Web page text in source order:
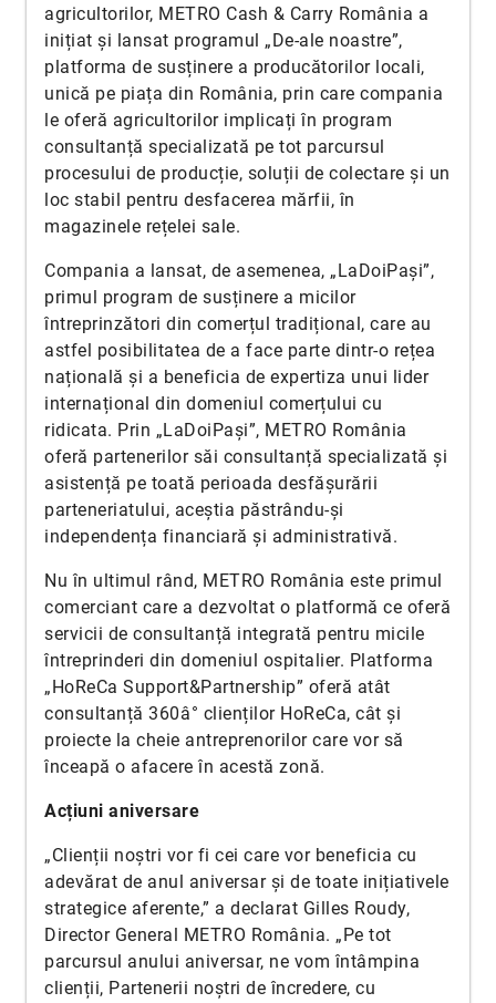
agricultorilor, METRO Cash & Carry România a
inițiat și lansat programul „De-ale noastre”,
platforma de susținere a producătorilor locali,
unică pe piața din România, prin care compania
le oferă agricultorilor implicați în program
consultanță specializată pe tot parcursul
procesului de producție, soluții de colectare și un
loc stabil pentru desfacerea mărfii, în
magazinele rețelei sale.
Compania a lansat, de asemenea, „LaDoiPași”,
primul program de susținere a micilor
întreprinzători din comerțul tradițional, care au
astfel posibilitatea de a face parte dintr-o rețea
națională și a beneficia de expertiza unui lider
internațional din domeniul comerțului cu
ridicata. Prin „LaDoiPași”, METRO România
oferă partenerilor săi consultanță specializată și
asistență pe toată perioada desfășurării
parteneriatului, aceștia păstrându-și
independența financiară și administrativă.
Nu în ultimul rând, METRO România este primul
comerciant care a dezvoltat o platformă ce oferă
servicii de consultanță integrată pentru micile
întreprinderi din domeniul ospitalier. Platforma
„HoReCa Support&Partnership” oferă atât
consultanță 360â° clienților HoReCa, cât și
proiecte la cheie antreprenorilor care vor să
înceapă o afacere în acestă zonă.
Acțiuni aniversare
„Clienții noștri vor fi cei care vor beneficia cu
adevărat de anul aniversar și de toate inițiativele
strategice aferente,” a declarat Gilles Roudy,
Director General METRO România. „Pe tot
parcursul anului aniversar, ne vom întâmpina
clienții, Partenerii noștri de încredere, cu